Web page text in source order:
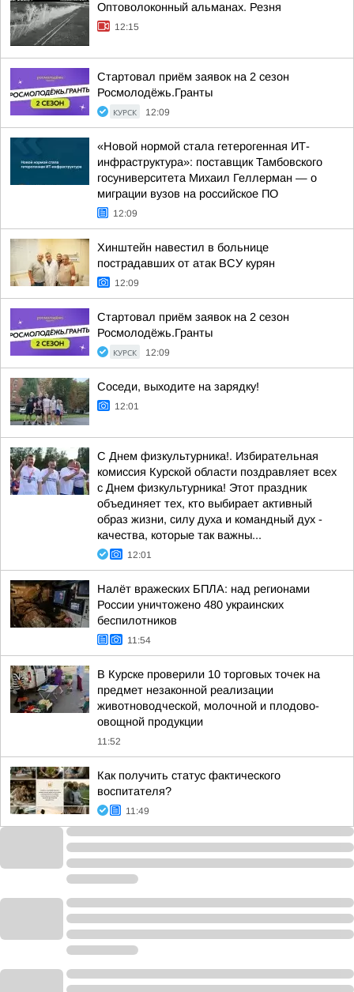
Оптоволоконный альманах. Резня
12:15
Стартовал приём заявок на 2 сезон
Росмолодёжь.Гранты
КУРСК 12:09
«Новой нормой стала гетерогенная ИТ-
инфраструктура»: поставщик Тамбовского
госуниверситета Михаил Геллерман — о
миграции вузов на российское ПО
12:09
Хинштейн навестил в больнице
пострадавших от атак ВСУ курян
12:09
Стартовал приём заявок на 2 сезон
Росмолодёжь.Гранты
КУРСК 12:09
Соседи, выходите на зарядку!
12:01
С Днем физкультурника!. Избирательная
комиссия Курской области поздравляет всех
с Днем физкультурника! Этот праздник
объединяет тех, кто выбирает активный
образ жизни, силу духа и командный дух -
качества, которые так важны...
12:01
Налёт вражеских БПЛА: над регионами
России уничтожено 480 украинских
беспилотников
11:54
В Курске проверили 10 торговых точек на
предмет незаконной реализации
животноводческой, молочной и плодово-
овощной продукции
11:52
Как получить статус фактического
воспитателя?
11:49